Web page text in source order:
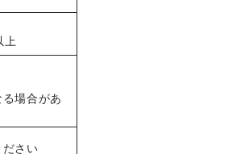
上
場合があ
さい